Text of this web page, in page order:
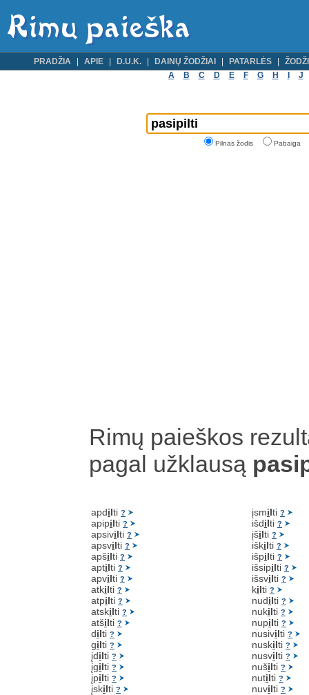
PRADŽIA APIE D.U.K. DAINŲ ŽODŽIAI PATARLĖS
A
B C D E F G H J
Pilnas žodis Pabaiga
Rimų paieškos
pagal užklausą
apdilti ?
apipilti ?
apsivilti ?
apsvilti ?
apšilti ?
aptilti ?
apvilti ?
atkilti ?
atpilti ?
atskilti ?
atšilti ?
dilti ?
gilti ?
įdilti ?
įgilti ?
įpilti ?
įskilti ?
įsmilti ?
išdilti ?
įšilti ?
iškilti ?
išpilti ?
išsipilti ?
išsvilti ?
kilti ?
nudilti ?
nukilti ?
nupilti ?
nusivilti ?
nuskilti ?
nusvilti ?
nušilti ?
nutilti ?
nuvilti ?